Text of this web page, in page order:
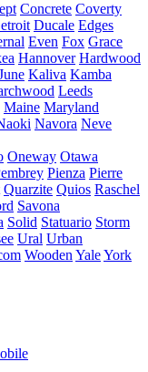
Concrete Coverty
Ducale Edges
Even Fox Grace
Hannover Hardwood
Kaliva Kamba
Leeds
Maine Maryland
Navora Neve
Oneway Otawa
Pienza Pierre
Quarzite Quios Raschel
Savona
Solid Statuario Storm
Ural Urban
Wooden YaleYork